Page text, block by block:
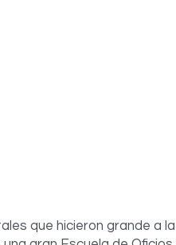
que hicieron grande a